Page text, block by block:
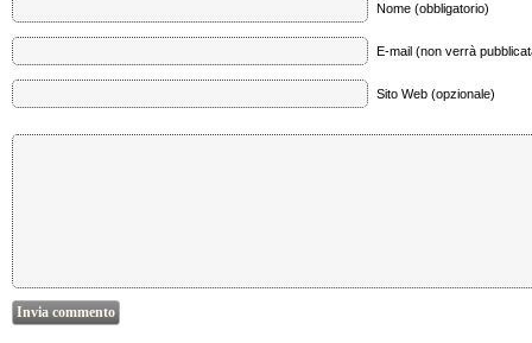
Nome (obbligatorio)
E-mail (non verrà
Sito Web (opzionale)